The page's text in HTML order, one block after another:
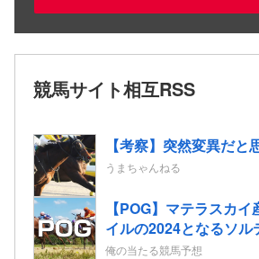
競馬サイト相互RSS
【考察】突然変異だと
うまちゃんねる
【POG】マテラスカ
イルの2024となるソル
2歳情報
俺の当たる競馬予想